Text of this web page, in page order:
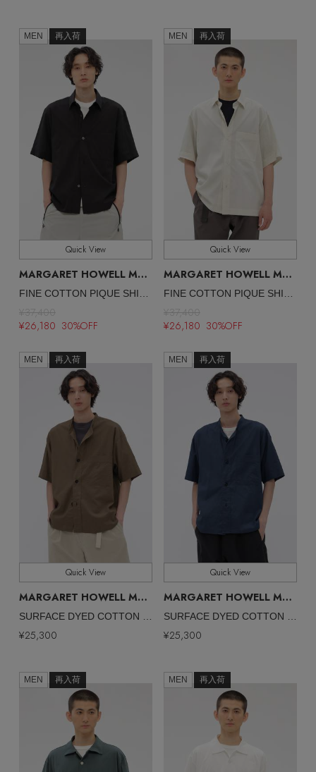
スーツケース
グローブ
レッグウェア
ポーチ
チャーム・ストラップ
その他(傘・ハンカチ・時計など)
アンクレット
チャーム
水着・スイムウェア
NEW IN BRAND
BRAND NEWS
HOT STYLE
メルマガ PICKUP
エディター厳選ギフト
MAX80%OFF！ FINAL SALE開催中
MEN 再入荷
Quick View
MARGARET HOWELL MEN /マーガレット・ハウエル メン
¥37,400
¥26,180 30%OFF
MEN 再入荷
Quick View
MARGARET HOWELL MEN
¥37,400
¥26,180 30%OFF
MEN 再入荷
Quick View
MARGARET HOWELL MEN /マーガレット・ハウエル メン
SURFACE DYED COTTON LINEN SHIRT
¥25,300
MEN 再入荷
Quick View
MARGARET HOWELL MEN
SURFACE DYED COTTON LINEN SHIRT
¥25,300
MEN 再入荷 MEN 再入荷